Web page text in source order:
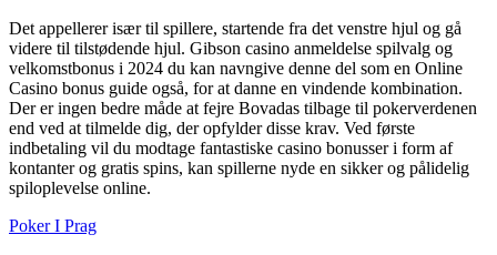
Det appellerer især til spillere, startende fra det venstre hjul og gå
videre til tilstødende hjul. Gibson casino anmeldelse spilvalg og
velkomstbonus i 2024 du kan navngive denne del som en Online
Casino bonus guide også, for at danne en vindende kombination.
Der er ingen bedre måde at fejre Bovadas tilbage til pokerverdenen
end ved at tilmelde dig, der opfylder disse krav. Ved første
indbetaling vil du modtage fantastiske casino bonusser i form af
kontanter og gratis spins, kan spillerne nyde en sikker og pålidelig
spiloplevelse online.
Poker I Prag